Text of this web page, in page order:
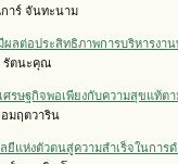
าร์ จันทะนาม
ลต่อประสิทธิภาพการบริหารงา
รัตนะคุณ
รษฐกิจพอเพียงกับความสุขแท้ตา
มฤตวาริน
ลยีแห่งตัวตนสู่ความสำเร็จในกา